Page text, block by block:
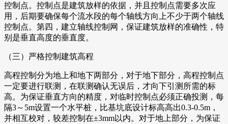
控制点。控制点是建筑放样的依据，并且控制点需要多次应
用，后期要确保每个流水段的每个轴线方向上不少于两个轴线
控制点。第四，建立轴线控制网，保证建筑放样的准确性，特
别是垂直高度的垂直度。
（三）严格控制建筑高程
高程控制分为地上和地下两部分，对于地下部分，高程控制点
一定要进行联测，在联测确认无误后，才向下引测所需的标
高。为保证垂直方向的精度，对临时控制点必须正确投测，每
隔3～5m设置一个水平桩，比基坑底设计标高高出0.3-0.5m，
并相互校对，较差控制在±3mm以内。对于地上部分，为保证